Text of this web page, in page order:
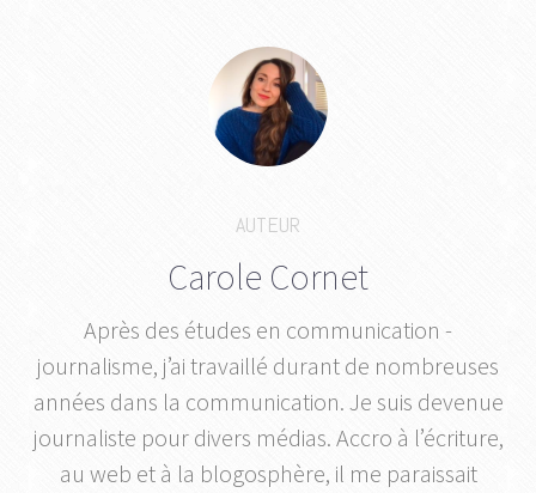
AUTEUR
Carole Cornet
Après des études en communication -
journalisme, j’ai travaillé durant de nombreuses
années dans la communication. Je suis devenue
journaliste pour divers médias. Accro à l’écriture,
au web et à la blogosphère, il me paraissait